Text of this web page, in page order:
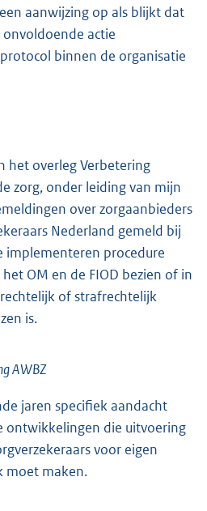
aanwijzing op als blijkt dat
onvoldoende actie
binnen de organisatie
het overleg Verbetering
zorg, onder leiding van mijn
over zorgaanbieders
Nederland gemeld bij
implementeren procedure
OM en de FIOD bezien of in
of strafrechtelijk
is.
AWBZ
jaren specifiek aandacht
ontwikkelingen die uitvoering
voor eigen
moet maken.